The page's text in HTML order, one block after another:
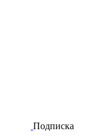
Подписка